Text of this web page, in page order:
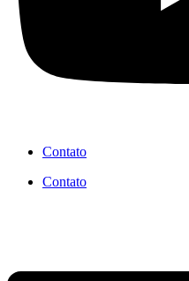
Contato
Contato